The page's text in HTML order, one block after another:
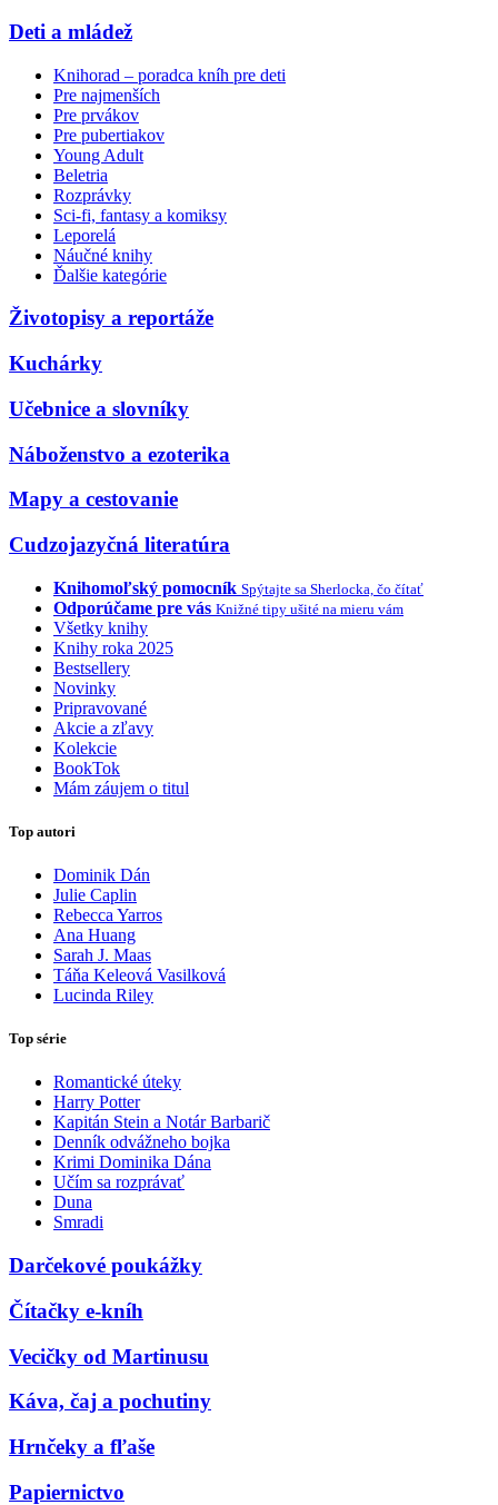
Deti a mládež
Knihorad – poradca kníh pre deti
Pre najmenších
Pre prvákov
Pre pubertiakov
Young Adult
Beletria
Rozprávky
Sci-fi, fantasy a komiksy
Leporelá
Náučné knihy
Ďalšie kategórie
Životopisy a reportáže
Kuchárky
Učebnice a slovníky
Náboženstvo a ezoterika
Mapy a cestovanie
Cudzojazyčná literatúra
Knihomoľský pomocník Spýtajte sa Sherlocka, čo čítať
Odporúčame pre vás Knižné tipy ušité na mieru vám
Všetky knihy
Knihy roka 2025
Bestsellery
Novinky
Pripravované
Akcie a zľavy
Kolekcie
BookTok
Mám záujem o titul
Top autori
Dominik Dán
Julie Caplin
Rebecca Yarros
Ana Huang
Sarah J. Maas
Táňa Keleová Vasilková
Lucinda Riley
Top série
Romantické úteky
Harry Potter
Kapitán Stein a Notár Barbarič
Denník odvážneho bojka
Krimi Dominika Dána
Učím sa rozprávať
Duna
Smradi
Darčekové poukážky
Čítačky e-kníh
Vecičky od Martinusu
Káva, čaj a pochutiny
Hrnčeky a fľaše
Papiernictvo